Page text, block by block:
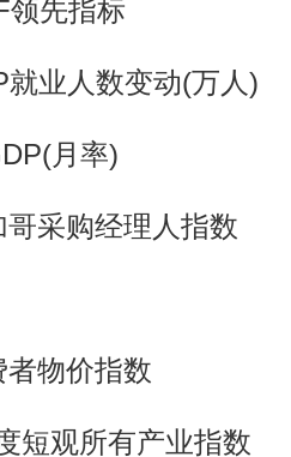
先指标
业人数变动(万人)
月率)
采购经理人指数
物价指数
观所有产业指数